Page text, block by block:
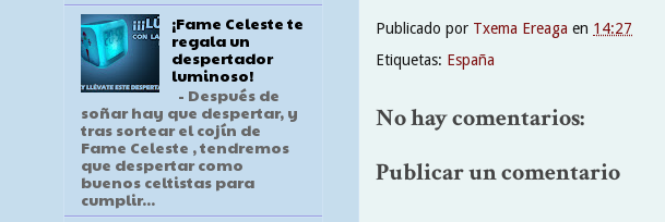
Publicado por Txema Ereaga en 14:27
Etiquetas: España
No hay comentarios:
Publicar un comentario
¡Fame Celeste te
regala un
despertador
luminoso!
- Después de
soñar hay que despertar, y
tras sortear el cojín de
Fame Celeste , tendremos
que despertar como
buenos celtistas para
cumplir...